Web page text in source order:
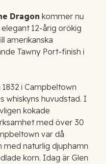
Dragon kommer nu
12-årig orökig
amerikanska
Tawny Port-finish i
i Campbeltown
whiskyns huvudstad. I
kokade
med över 30
var då
med naturlig djuphamn
korn. Idag är Glen